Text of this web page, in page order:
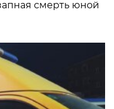
смерть юной